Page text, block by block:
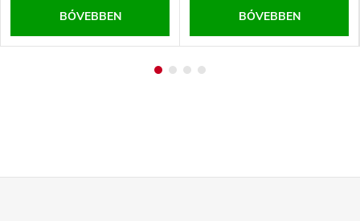
BŐVEBBEN BŐVEBBEN